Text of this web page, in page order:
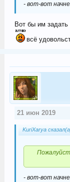
- вот-вот
Вот бы им задать
всё
21 июн 2019
KuriXarya
- вот-вот